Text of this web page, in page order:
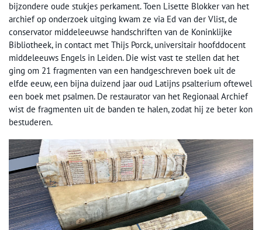
bijzondere oude stukjes perkament. Toen Lisette Blokker van het
archief op onderzoek uitging kwam ze via Ed van der Vlist, de
conservator middeleeuwse handschriften van de Koninklijke
Bibliotheek, in contact met Thijs Porck, universitair hoofddocent
middeleeuws Engels in Leiden. Die wist vast te stellen dat het
ging om 21 fragmenten van een handgeschreven boek uit de
elfde eeuw, een bijna duizend jaar oud Latijns psalterium oftewel
een boek met psalmen. De restaurator van het Regionaal Archief
wist de fragmenten uit de banden te halen, zodat hij ze beter kon
bestuderen.